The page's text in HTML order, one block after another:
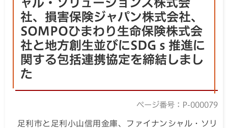
ャル・ソリューションズ株式会
社、損害保険ジャパン株式会社、
SOMPOひまわり生命保険株式会
社と地方創生並びにSDGｓ推進に
関する包括連携協定を締結しまし
た
ページ番号：P-000079
足利市と足利小山信用金庫、ファイナンシャル・ソリ